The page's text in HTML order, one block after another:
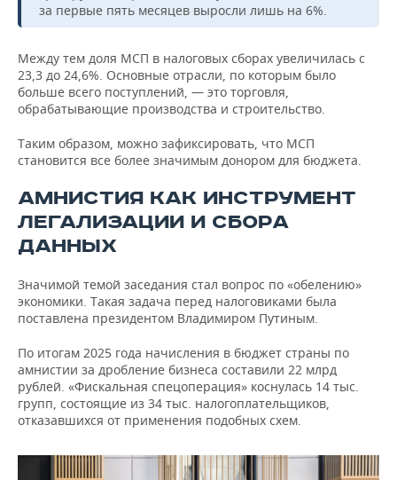
за первые пять месяцев выросли лишь на 6%.
Между тем доля МСП в налоговых сборах увеличилась с
23,3 до 24,6%. Основные отрасли, по которым было
больше всего поступлений, — это торговля,
обрабатывающие производства и строительство.
Таким образом, можно зафиксировать, что МСП
становится все более значимым донором для бюджета.
АМНИСТИЯ КАК ИНСТРУМЕНТ
ЛЕГАЛИЗАЦИИ И СБОРА
ДАННЫХ
Значимой темой заседания стал вопрос по «обелению»
экономики. Такая задача перед налоговиками была
поставлена президентом Владимиром Путиным.
По итогам 2025 года начисления в бюджет страны по
амнистии за дробление бизнеса составили 22 млрд
рублей. «Фискальная спецоперация» коснулась 14 тыс.
групп, состоящие из 34 тыс. налогоплательщиков,
отказавшихся от применения подобных схем.